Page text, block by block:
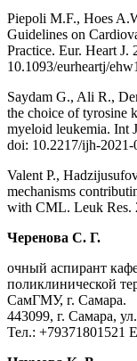
Piepoli M.F., Hoes
Guidelines on
Practice. Eur. Heart J.
10.1093/eurheartj/
Saydam G., Ali R.,
the choice of tyrosine
myeloid leukemia. Int
doi: 10.2217/ijh-2021-
Valent P.,
mechanisms
with CML. Leuk Res.
Черенова С. Г.
очный аспирант
поликлинической
СамГМУ, г. Самара.
443099, г. Самара,
Тел.: +79371801521